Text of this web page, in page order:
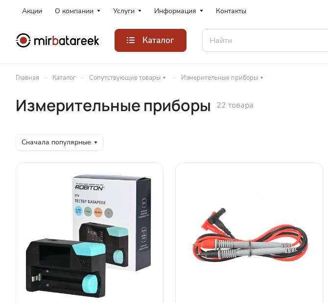
Акции О компании Услуги Информация Контакты
Каталог
Главная – Каталог – Сопутствующие товары – Измерительные приборы
Измерительные приборы 22 товара
Сначала популярные